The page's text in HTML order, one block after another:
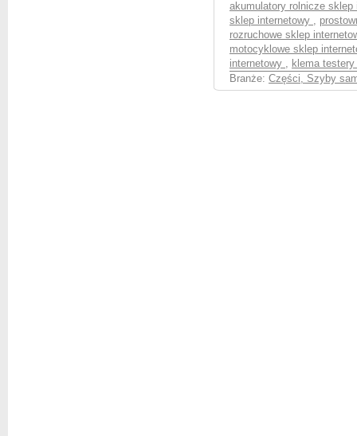
akumulatory rolnicze
sklep internetowy ,
rozruchowe sklep
motocyklowe sklep
internetowy , klema
Branże: Części, Szyby